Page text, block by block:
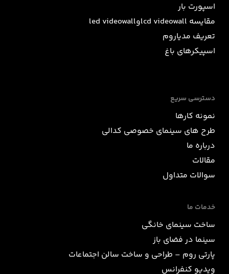
اسپورت بار
مقایسه lcd videowallوled videowall
تعریف مدیاروم
اسپیکرهای باغ
دسترسی سریع
نمونه کارها
طرح های سینمای خصوصی کدالی
درباره ما
مقالات
سوالات متداول
خدمات ما
ساخت سینمای خانگی
سینما در فضای باز
پارتی روم – طراحی و ساخت سالن اجتماعات
ویدیو کنفرانس